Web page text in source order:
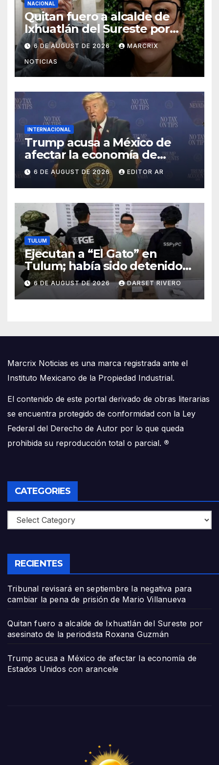
NACIONAL
Quitan fuero a alcalde de
Ixhuatlán del Sureste por
asesinato de la periodista
Roxana Guzmán
6 DE AUGUST DE 2026 MARCRIX
NOTICIAS
INTERNACIONAL
Trump acusa a México de
afectar la economía de
Estados Unidos con arancele
6 DE AUGUST DE 2026 EDITOR AR
TULUM
Ejecutan a “El Gato” en
Tulum; había sido detenido
por un Homicidio
6 DE AUGUST DE 2026 DARSET RIVERO
Marcrix Noticias es una marca registrada ante el
Instituto Mexicano de la Propiedad Industrial.
El contenido de este portal derivado de obras literarias
se encuentra protegido de conformidad con la Ley
Federal del Derecho de Autor por lo que queda
prohibida su reproducción total o parcial. ®
CATEGORIES
Categories
RECIENTES
Tribunal revisará en septiembre la negativa para
cambiar la pena de prisión de Mario Villanueva
Quitan fuero a alcalde de Ixhuatlán del Sureste por
asesinato de la periodista Roxana Guzmán
Trump acusa a México de afectar la economía de
Estados Unidos con arancele